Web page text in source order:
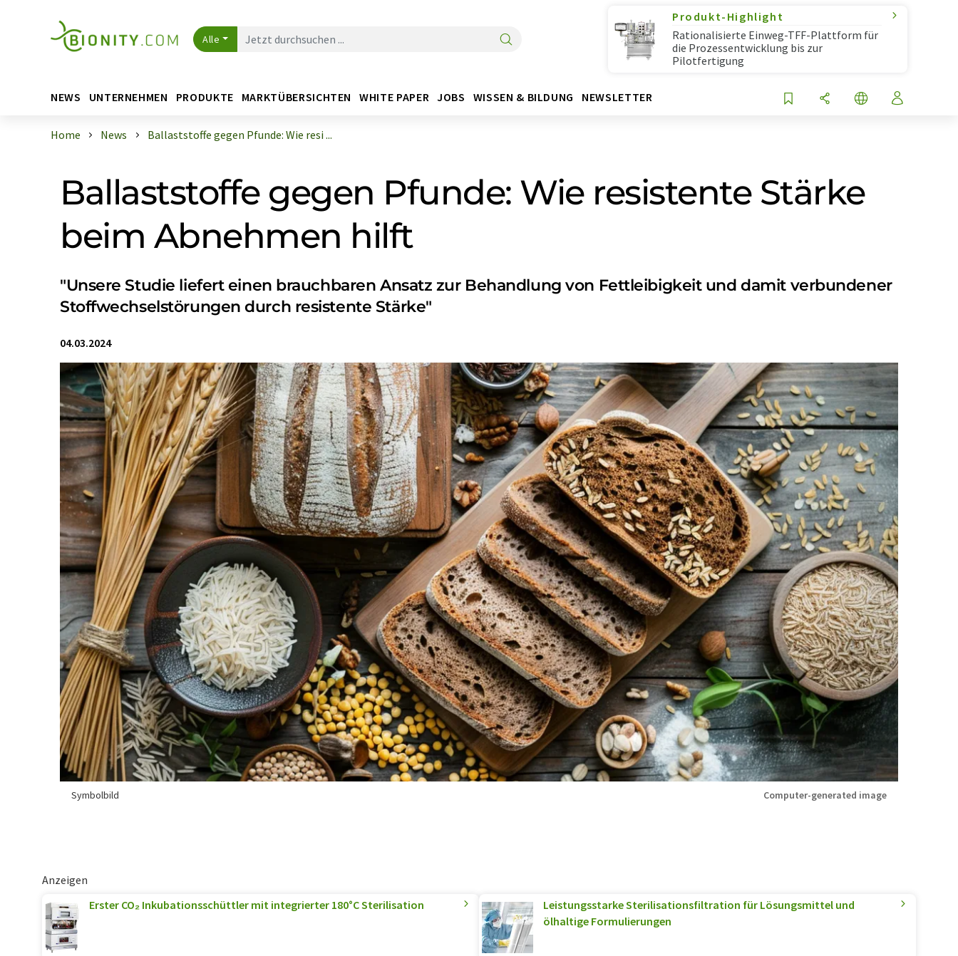
Alle
Produkt-Highlight
Rationalisierte Einweg-TFF-Plattform für
die Prozessentwicklung bis zur
Pilotfertigung
NEWS UNTERNEHMEN PRODUKTE MARKTÜBERSICHTEN WHITE PAPER JOBS WISSEN & BILDUNG NEWSLETTER
Home News Ballaststoffe gegen Pfunde: Wie resi ...
Ballaststoffe gegen Pfunde: Wie resistente Stärke
beim Abnehmen hilft
"Unsere Studie liefert einen brauchbaren Ansatz zur Behandlung von Fettleibigkeit und damit verbundener
Stoffwechselstörungen durch resistente Stärke"
04.03.2024
Symbolbild Computer-generated image
Anzeigen
Erster CO₂ Inkubationsschüttler mit integrierter 180°C Sterilisation
Leistungsstarke Sterilisationsfiltration für Lösungsmittel und
ölhaltige Formulierungen